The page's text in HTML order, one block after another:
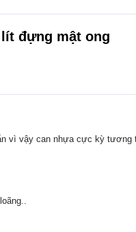
đựng mật ong
vì vậy can nhựa cực kỳ tương